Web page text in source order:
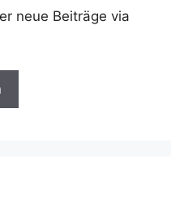
neue Beiträge via